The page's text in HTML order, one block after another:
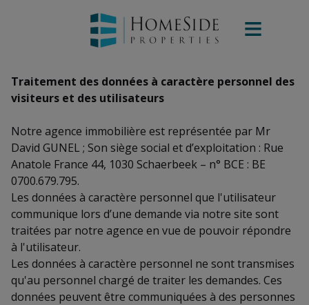
Traitement des données à caractère personnel des
visiteurs et des utilisateurs
Notre agence immobilière est représentée par Mr
David GUNEL ; Son siège social et d’exploitation : Rue
Anatole France 44, 1030 Schaerbeek – n° BCE : BE
0700.679.795.
Les données à caractère personnel que l'utilisateur
communique lors d’une demande via notre site sont
traitées par notre agence en vue de pouvoir répondre
à l'utilisateur.
Les données à caractère personnel ne sont transmises
qu'au personnel chargé de traiter les demandes. Ces
données peuvent être communiquées à des personnes